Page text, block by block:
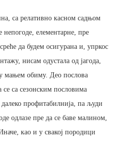
са релативно касном садњом
непогоде, елементарне, пре
да будем осигурана и, упркос
нисам одустала од јагода,
мањем обиму. Део послова
се са сезонским пословима
далеко профитабилнија, па људи
одлазе пре да се баве малином,
као и у свакој породици